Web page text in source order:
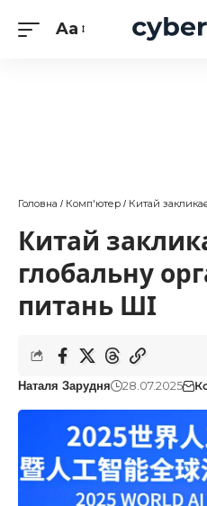
Aa
Головна / Комп'ютер / Китай закликає
Китай
глобальну
питань ШІ
Наталя Зарудня 28.07.2025